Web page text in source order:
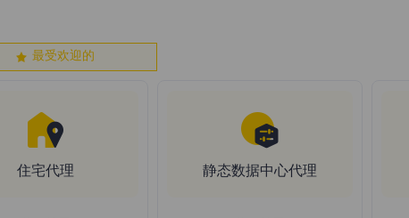
最受欢迎的
住宅代理 静态数据中心代理